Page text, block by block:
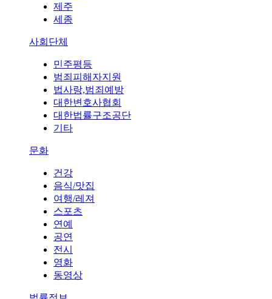
제주
세종
사회단체
민주평등
범죄피해자지원
법사랑,범죄예방
대한변호사협회
대한법률구조공단
기타
문화
건강
음식/맛집
여행/레져
스포츠
연예
공연
전시
영화
동영상